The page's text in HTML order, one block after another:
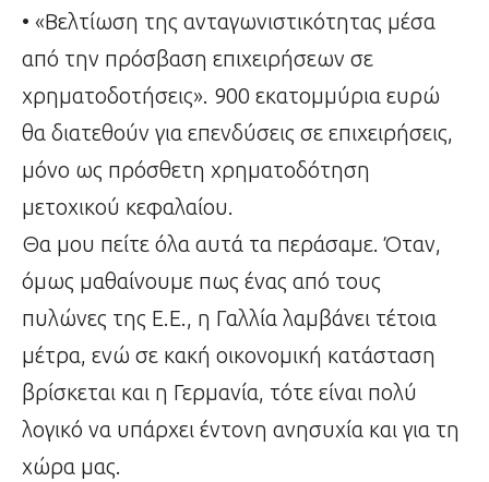
• «Βελτίωση της ανταγωνιστικότητας μέσα
από την πρόσβαση επιχειρήσεων σε
χρηματοδοτήσεις». 900 εκατομμύρια ευρώ
θα διατεθούν για επενδύσεις σε επιχειρήσεις,
μόνο ως πρόσθετη χρηματοδότηση
μετοχικού κεφαλαίου.
Θα μου πείτε όλα αυτά τα περάσαμε. Όταν,
όμως μαθαίνουμε πως ένας από τους
πυλώνες της Ε.Ε., η Γαλλία λαμβάνει τέτοια
μέτρα, ενώ σε κακή οικονομική κατάσταση
βρίσκεται και η Γερμανία, τότε είναι πολύ
λογικό να υπάρχει έντονη ανησυχία και για τη
χώρα μας.